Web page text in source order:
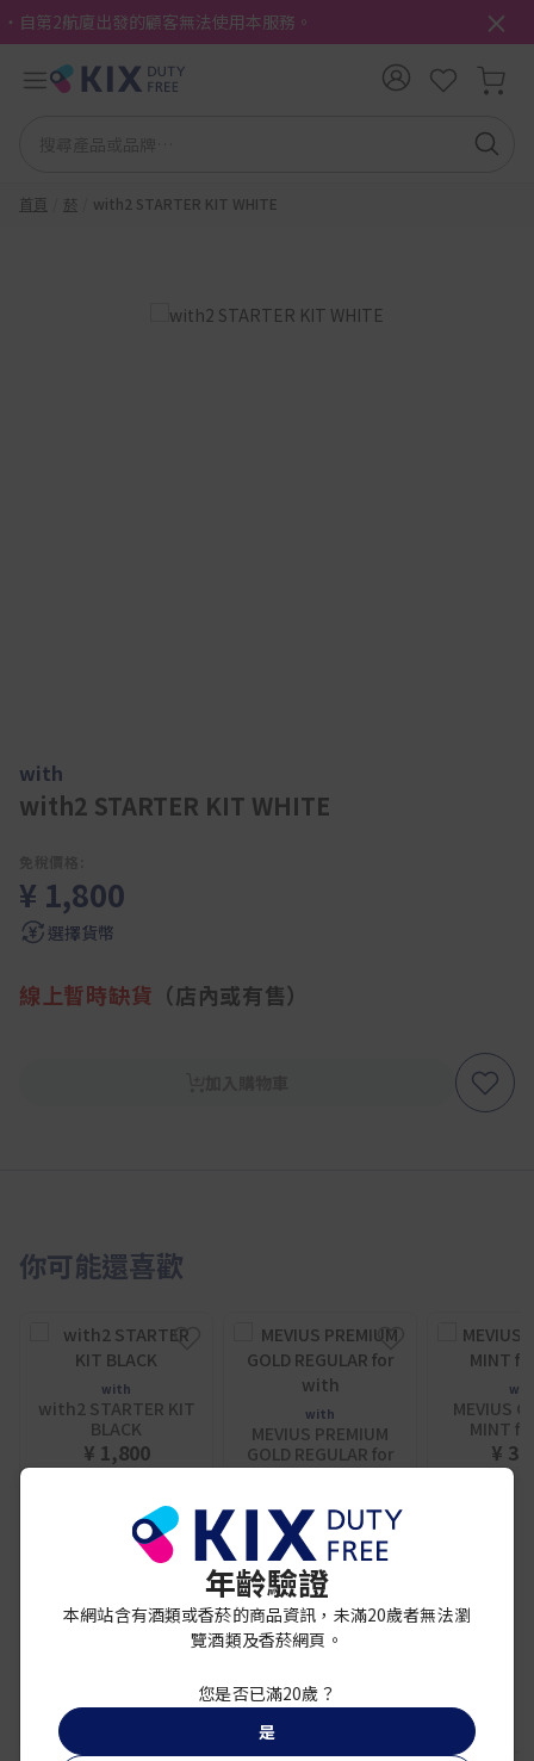
・自第2航廈出發的顧客無法使用本服務。
首頁 菸 with2 STARTER KIT WHITE
with
with2 STARTER KIT WHITE
¥ 1,800
選擇貨幣
線上暫時缺貨 （店內或有售）
你可能還喜歡
with
with2 STARTER KIT
BLACK
¥ 1,800
with
MEVIUS PREMIUM
GOLD REGULAR for
with
MEVIUS
MINT
¥
年齡驗證
本網站含有酒類或香菸的商品資訊，未滿20歲者無法瀏
覽酒類及香菸網頁。
您是否已滿20歲？
是